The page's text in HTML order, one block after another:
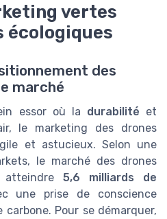
vertes
écologiques
des
marché
essor où la durabilité et
le marketing des drones
et astucieux. Selon une
le marché des drones
atteindre 5,6 milliards de
une prise de conscience
Pour se démarquer,